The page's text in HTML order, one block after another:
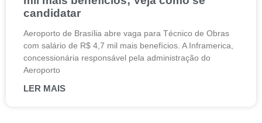
candidatar
Aeroporto de Brasília abre vaga para Técnico de Obras
com salário de R$ 4,7 mil mais benefícios. A Inframerica,
concessionária responsável pela administração do
Aeroporto
LER MAIS